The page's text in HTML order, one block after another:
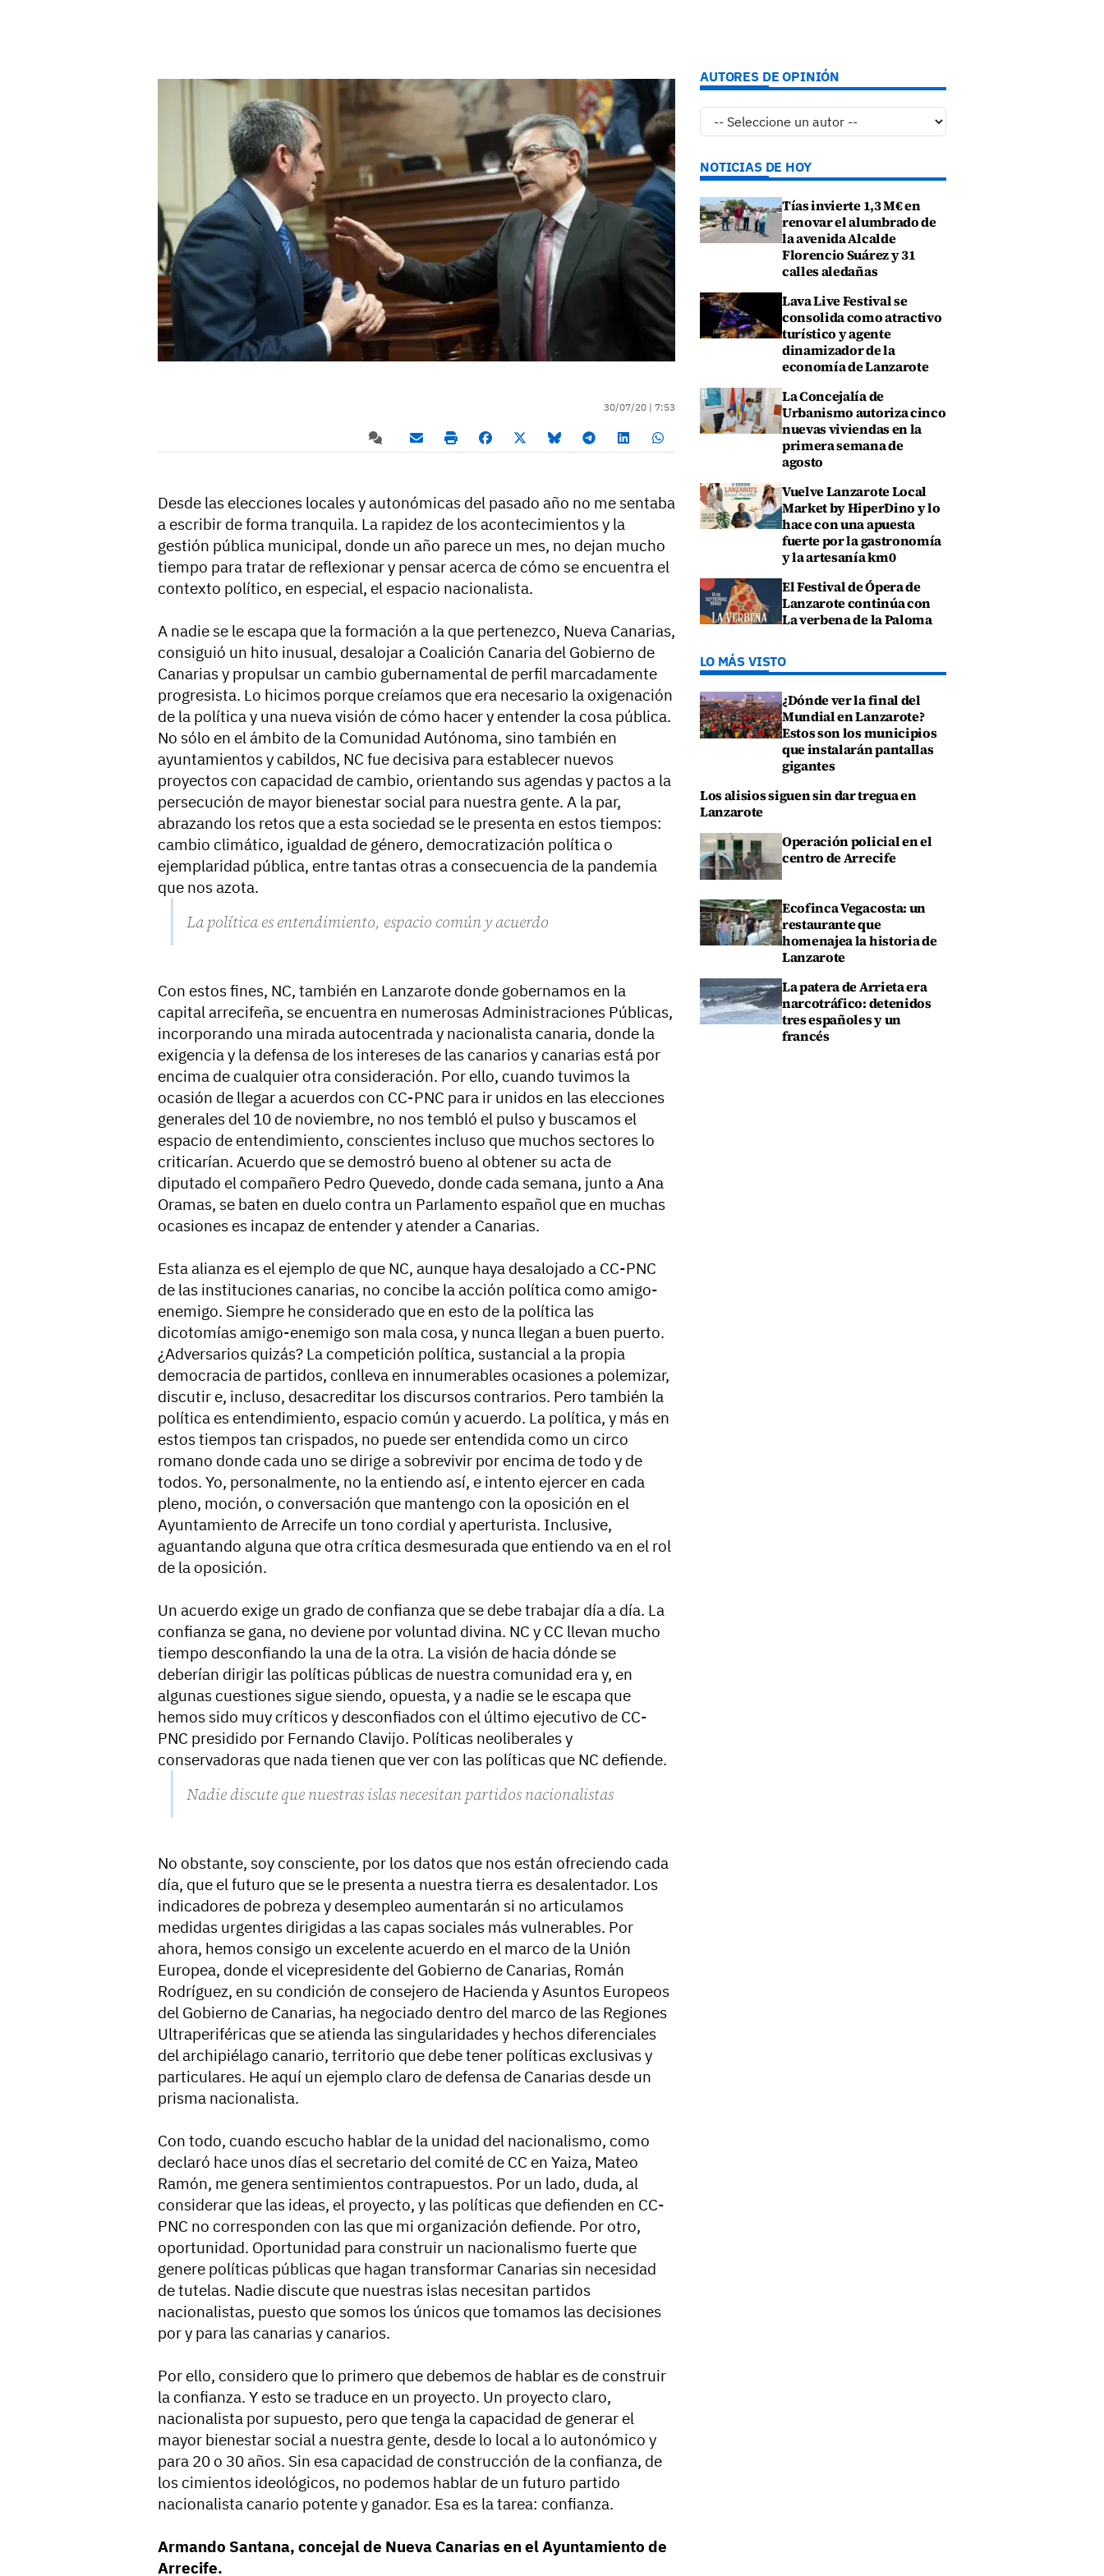
30/07/20 | 7:53
Desde las elecciones locales y autonómicas del pasado año no me sentaba
a escribir de forma tranquila. La rapidez de los acontecimientos y la
gestión pública municipal, donde un año parece un mes, no dejan mucho
tiempo para tratar de reflexionar y pensar acerca de cómo se encuentra el
contexto político, en especial, el espacio nacionalista.
A nadie se le escapa que la formación a la que pertenezco, Nueva Canarias,
consiguió un hito inusual, desalojar a Coalición Canaria del Gobierno de
Canarias y propulsar un cambio gubernamental de perfil marcadamente
progresista. Lo hicimos porque creíamos que era necesario la oxigenación
de la política y una nueva visión de cómo hacer y entender la cosa pública.
No sólo en el ámbito de la Comunidad Autónoma, sino también en
ayuntamientos y cabildos, NC fue decisiva para establecer nuevos
proyectos con capacidad de cambio, orientando sus agendas y pactos a la
persecución de mayor bienestar social para nuestra gente. A la par,
abrazando los retos que a esta sociedad se le presenta en estos tiempos:
cambio climático, igualdad de género, democratización política o
ejemplaridad pública, entre tantas otras a consecuencia de la pandemia
que nos azota.
La política es entendimiento, espacio común y acuerdo
Con estos fines, NC, también en Lanzarote donde gobernamos en la
capital arrecifeña, se encuentra en numerosas Administraciones Públicas,
incorporando una mirada autocentrada y nacionalista canaria, donde la
exigencia y la defensa de los intereses de las canarios y canarias está por
encima de cualquier otra consideración. Por ello, cuando tuvimos la
ocasión de llegar a acuerdos con CC-PNC para ir unidos en las elecciones
generales del 10 de noviembre, no nos tembló el pulso y buscamos el
espacio de entendimiento, conscientes incluso que muchos sectores lo
criticarían. Acuerdo que se demostró bueno al obtener su acta de
diputado el compañero Pedro Quevedo, donde cada semana, junto a Ana
Oramas, se baten en duelo contra un Parlamento español que en muchas
ocasiones es incapaz de entender y atender a Canarias.
Esta alianza es el ejemplo de que NC, aunque haya desalojado a CC-PNC
de las instituciones canarias, no concibe la acción política como amigo-
enemigo. Siempre he considerado que en esto de la política las
dicotomías amigo-enemigo son mala cosa, y nunca llegan a buen puerto.
¿Adversarios quizás? La competición política, sustancial a la propia
democracia de partidos, conlleva en innumerables ocasiones a polemizar,
discutir e, incluso, desacreditar los discursos contrarios. Pero también la
política es entendimiento, espacio común y acuerdo. La política, y más en
estos tiempos tan crispados, no puede ser entendida como un circo
romano donde cada uno se dirige a sobrevivir por encima de todo y de
todos. Yo, personalmente, no la entiendo así, e intento ejercer en cada
pleno, moción, o conversación que mantengo con la oposición en el
Ayuntamiento de Arrecife un tono cordial y aperturista. Inclusive,
aguantando alguna que otra crítica desmesurada que entiendo va en el rol
de la oposición.
Un acuerdo exige un grado de confianza que se debe trabajar día a día. La
confianza se gana, no deviene por voluntad divina. NC y CC llevan mucho
tiempo desconfiando la una de la otra. La visión de hacia dónde se
deberían dirigir las políticas públicas de nuestra comunidad era y, en
algunas cuestiones sigue siendo, opuesta, y a nadie se le escapa que
hemos sido muy críticos y desconfiados con el último ejecutivo de CC-
PNC presidido por Fernando Clavijo. Políticas neoliberales y
conservadoras que nada tienen que ver con las políticas que NC defiende.
Nadie discute que nuestras islas necesitan partidos nacionalistas
No obstante, soy consciente, por los datos que nos están ofreciendo cada
día, que el futuro que se le presenta a nuestra tierra es desalentador. Los
indicadores de pobreza y desempleo aumentarán si no articulamos
medidas urgentes dirigidas a las capas sociales más vulnerables. Por
ahora, hemos consigo un excelente acuerdo en el marco de la Unión
Europea, donde el vicepresidente del Gobierno de Canarias, Román
Rodríguez, en su condición de consejero de Hacienda y Asuntos Europeos
del Gobierno de Canarias, ha negociado dentro del marco de las Regiones
Ultraperiféricas que se atienda las singularidades y hechos diferenciales
del archipiélago canario, territorio que debe tener políticas exclusivas y
particulares. He aquí un ejemplo claro de defensa de Canarias desde un
prisma nacionalista.
Con todo, cuando escucho hablar de la unidad del nacionalismo, como
declaró hace unos días el secretario del comité de CC en Yaiza, Mateo
Ramón, me genera sentimientos contrapuestos. Por un lado, duda, al
considerar que las ideas, el proyecto, y las políticas que defienden en CC-
PNC no corresponden con las que mi organización defiende. Por otro,
oportunidad. Oportunidad para construir un nacionalismo fuerte que
genere políticas públicas que hagan transformar Canarias sin necesidad
de tutelas. Nadie discute que nuestras islas necesitan partidos
nacionalistas, puesto que somos los únicos que tomamos las decisiones
por y para las canarias y canarios.
Por ello, considero que lo primero que debemos de hablar es de construir
la confianza. Y esto se traduce en un proyecto. Un proyecto claro,
nacionalista por supuesto, pero que tenga la capacidad de generar el
mayor bienestar social a nuestra gente, desde lo local a lo autonómico y
para 20 o 30 años. Sin esa capacidad de construcción de la confianza, de
los cimientos ideológicos, no podemos hablar de un futuro partido
nacionalista canario potente y ganador. Esa es la tarea: confianza.
Armando Santana, concejal de Nueva Canarias en el Ayuntamiento de
Arrecife.
AUTORES DE OPINIÓN
NOTICIAS DE HOY
Tías invierte 1,3 M€ en
renovar el alumbrado de
la avenida Alcalde
Florencio Suárez y 31
calles aledañas
Lava Live Festival se
consolida como atractivo
turístico y agente
dinamizador de la
economía de Lanzarote
La Concejalía de
Urbanismo autoriza cinco
nuevas viviendas en la
primera semana de
agosto
Vuelve Lanzarote Local
Market by HiperDino y lo
hace con una apuesta
fuerte por la gastronomía
y la artesanía km0
El Festival de Ópera de
Lanzarote continúa con
La verbena de la Paloma
LO MÁS VISTO
¿Dónde ver la final del
Mundial en Lanzarote?
Estos son los municipios
que instalarán pantallas
gigantes
Los alisios siguen sin dar tregua en
Lanzarote
Operación policial en el
centro de Arrecife
Ecofinca Vegacosta: un
restaurante que
homenajea la historia de
Lanzarote
La patera de Arrieta era
narcotráfico: detenidos
tres españoles y un
francés